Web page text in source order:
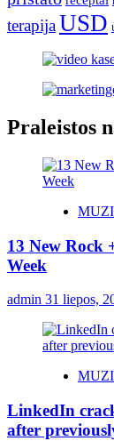
terapijaUSD
Praleistos
13 New Rock
Week
admin 31 liepos,
LinkedIn
after